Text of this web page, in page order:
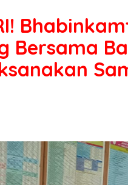
Bersama